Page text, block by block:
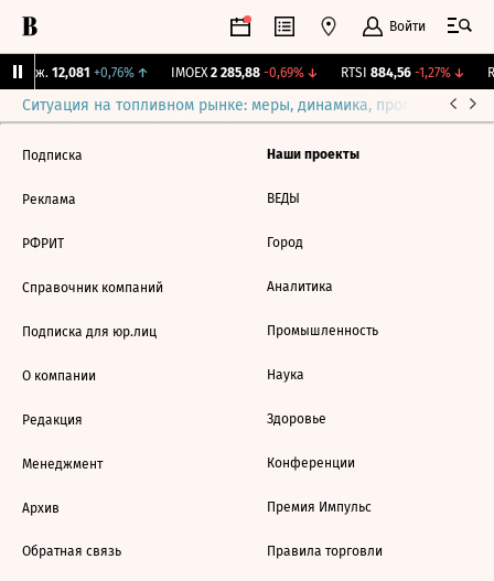
Войти
Бирж. 12,081 +0,76%↑ IMOEX 2 285,88 -0,69%↓ RTSI 884,56 -1,27%↓
Ситуация на топливном рынке: меры, динамика, прогнозы
Подписка
Реклама
РФРИТ
Справочник компаний
Подписка для юр.лиц
О компании
Редакция
Менеджмент
Архив
Обратная связь
Наши проекты
ВЕДЫ
Город
Аналитика
Промышленность
Наука
Здоровье
Конференции
Премия Импульс
Правила торговли